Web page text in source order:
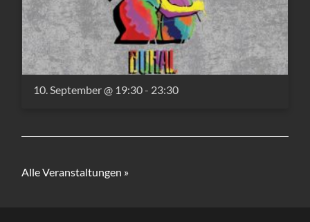
10. September @ 19:30- 23:30
Alle Veranstaltungen »